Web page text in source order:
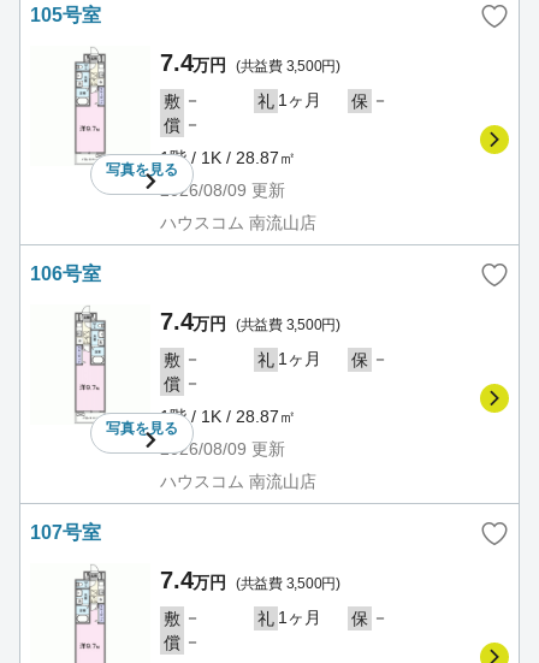
105号室
写真を見る
7.4万円 (共益費 3,500円)
敷 － 礼 1ヶ月 保 －
償 －
1階 / 1K / 28.87㎡
2026/08/09 更新
ハウスコム 南流山店
106号室
写真を見る
7.4万円 (共益費 3,500円)
敷 － 礼 1ヶ月 保 －
償 －
1階 / 1K / 28.87㎡
2026/08/09 更新
ハウスコム 南流山店
107号室
7.4万円 (共益費 3,500円)
敷 － 礼 1ヶ月 保 －
償 －